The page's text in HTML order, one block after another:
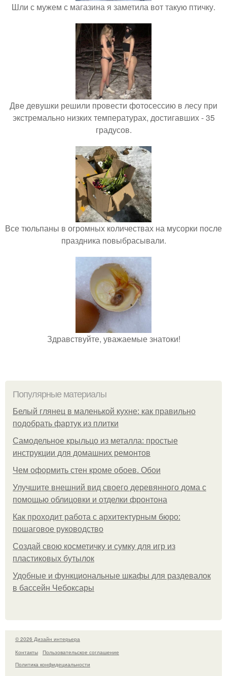
Шли с мужем с магазина я заметила вот такую птичку.
Две девушки решили провести фотосессию в лесу при
экстремально низких температурах, достигавших - 35
градусов.
Все тюльпаны в огромных количествах на мусорки после
праздника повыбрасывали.
Здравствуйте, уважаемые знатоки!
Популярные материалы
Белый глянец в маленькой кухне: как правильно
подобрать фартук из плитки
Самодельное крыльцо из металла: простые
инструкции для домашних ремонтов
Чем оформить стен кроме обоев. Обои
Улучшите внешний вид своего деревянного дома с
помощью облицовки и отделки фронтона
Как проходит работа с архитектурным бюро:
пошаговое руководство
Создай свою косметичку и сумку для игр из
пластиковых бутылок
Удобные и функциональные шкафы для раздевалок
в бассейн Чебоксары
© 2026 Дизайн интерьера
Контакты
Пользовательское соглашение
Политика конфидециальности